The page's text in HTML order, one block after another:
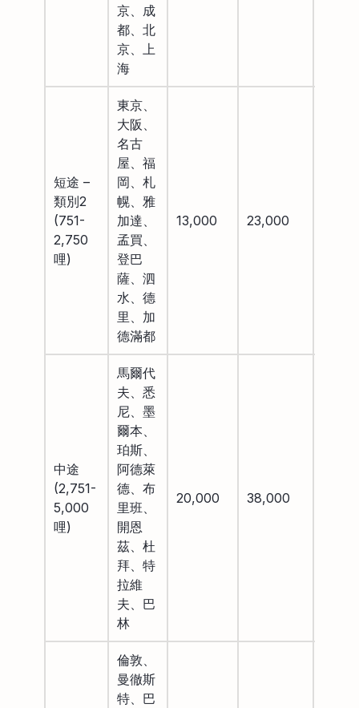
京、成
都、北
京、上
海
短途 –
類別2
(751-
2,750
哩)
東京、
大阪、
名古
屋、福
岡、札
幌、雅
加達、
孟買、
登巴
薩、泗
水、德
里、加
德滿都
13,000 23,000
中途
(2,751-
5,000
哩)
馬爾代
夫、悉
尼、墨
爾本、
珀斯、
阿德萊
德、布
里班、
開恩
茲、杜
拜、特
拉維
夫、巴
林
20,000 38,000
倫敦、
曼徹斯
特、巴